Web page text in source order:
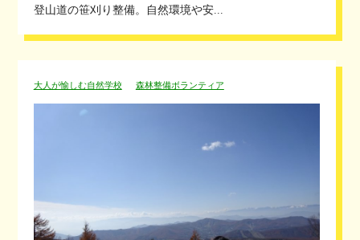
登山道の笹刈り整備。自然環境や安...
大人が愉しむ自然学校 森林整備ボランティア